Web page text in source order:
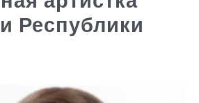
Республики